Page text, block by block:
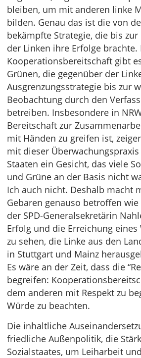
bleiben, um mit anderen linke
bilden. Genau das ist die von
bekämpfte Strategie, die bis
der Linken ihre Erfolge brachte.
Kooperationsbereitschaft gibt
Grünen, die gegenüber der
Ausgrenzungsstrategie bis zur
Beobachtung durch den
betreiben. Insbesondere in
Bereitschaft zur
mit Händen zu greifen ist,
mit dieser
Staaten ein Gesicht, das viele
und Grüne an der Basis nicht
Ich auch nicht. Deshalb macht
Gebaren genauso betroffen
der SPD-Generalsekretärin
Erfolg und die Erreichung
zu sehen, die Linke aus den
in Stuttgart und Mainz
Es wäre an der Zeit, dass die
begreifen:
dem anderen mit Respekt zu
Würde zu beachten.
Die inhaltliche
friedliche Außenpolitik, die
Sozialstaates, um Leiharbeit